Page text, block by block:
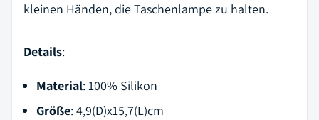
kleinen Händen, die Taschenlampe zu halten.
Details:
Material: 100% Silikon
Größe: 4,9(D)x15,7(L)cm